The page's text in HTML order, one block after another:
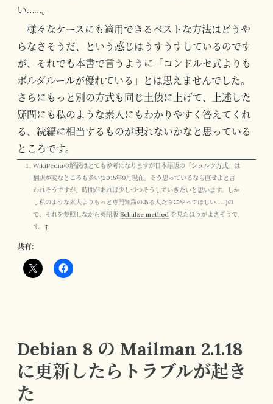
い……。
様々なケースにも適用できるベストな方法はどうや
らなさそうだ、という感じはうすうすしているのです
が、それでも本書で言うように「コンドルセ式よりも
ボルダルールが優れている」とは思えませんでした。
さらにもっと別の方式も同じ土俵に上げて、上述した
疑問にも私のような素人にもわかりやすく答えてくれ
る、続編に相当するものが現れないかなと思っている
ところです。
WikiPediaの解説はとても参考になりますが日本語版の「 シュルツ方式 」は
翻訳が変なところも多い(2015年9月現在。そう思っているなら直せよと言
われそうですが、時間があれば少しづつそうしていきたいと思います。しか
し私のような素人よりもっと専門知識のある人たちにやってほしい……)の
で、それを参照しながら英語版 Schulze method を見たほうがよさそうで
す。 ↑
共有:
Debian 8 の Mailman 2.1.18
に更新したらトラブルが起き
た